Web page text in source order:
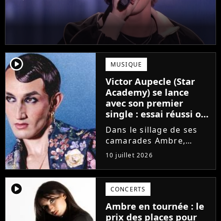
player2 MUSIQUE
Victor Aupecle (Star
Academy) se lance
avec son premier
single : essai réussi ou
manqué ? Voici notre
avis !
Dans le sillage de ses
camarades Ambre,
Bastiaan ou Melissa,
Victor Aupecle lance
son projet musical ce
vendredi 10 juillet avec
la parution du single Je
fais de mon mieux. Le
demi-finaliste...
10 juillet 2026
player2 CONCERTS
Ambre en tournée : le
prix des places pour